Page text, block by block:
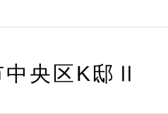
中央区K邸Ⅱ